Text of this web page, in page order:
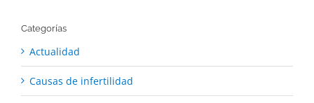
Categorías
Actualidad
Causas de infertilidad